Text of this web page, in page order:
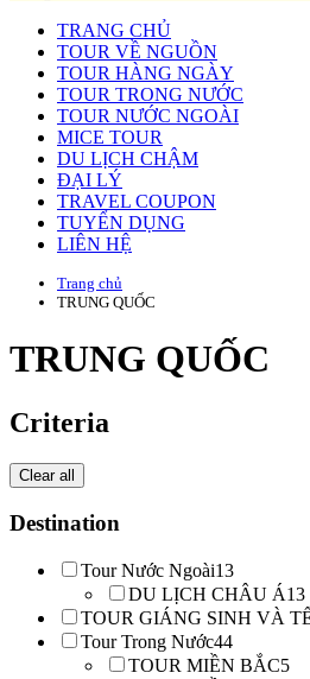
TRANG CHỦ
TOUR VỀ NGUỒN
TOUR HÀNG NGÀY
TOUR TRONG NƯỚC
TOUR NƯỚC NGOÀI
MICE TOUR
DU LỊCH CHẬM
ĐẠI LÝ
TRAVEL COUPON
TUYỂN DỤNG
LIÊN HỆ
Trang chủ
TRUNG QUỐC
TRUNG QUỐC
Criteria
Clear all
Destination
Tour Nước Ngoài13
DU LỊCH CHÂU Á13
TOUR GIÁNG SINH VÀ
Tour Trong Nước44
TOUR MIỀN BẮC5